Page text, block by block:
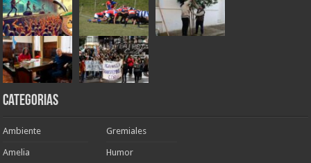
Categorias
Ambiente
Amelia
Gremiales
Humor